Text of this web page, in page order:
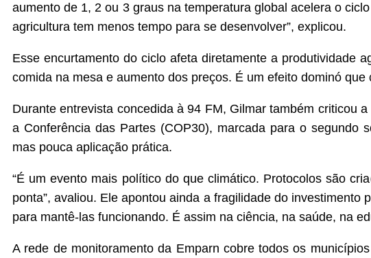
aumento de 1, 2 ou 3 graus na temperatura global acelera o
agricultura tem menos tempo para se desenvolver”, explicou.
Esse encurtamento do ciclo afeta diretamente a produtividade
comida na mesa e aumento dos preços. É um efeito dominó
Durante entrevista concedida à 94 FM, Gilmar também criticou
a Conferência das Partes (COP30), marcada para o segundo
mas pouca aplicação prática.
“É um evento mais político do que climático. Protocolos são
ponta”, avaliou. Ele apontou ainda a fragilidade do
para mantê-las funcionando. É assim na ciência, na saúde, na
A rede de monitoramento da Emparn cobre todos os